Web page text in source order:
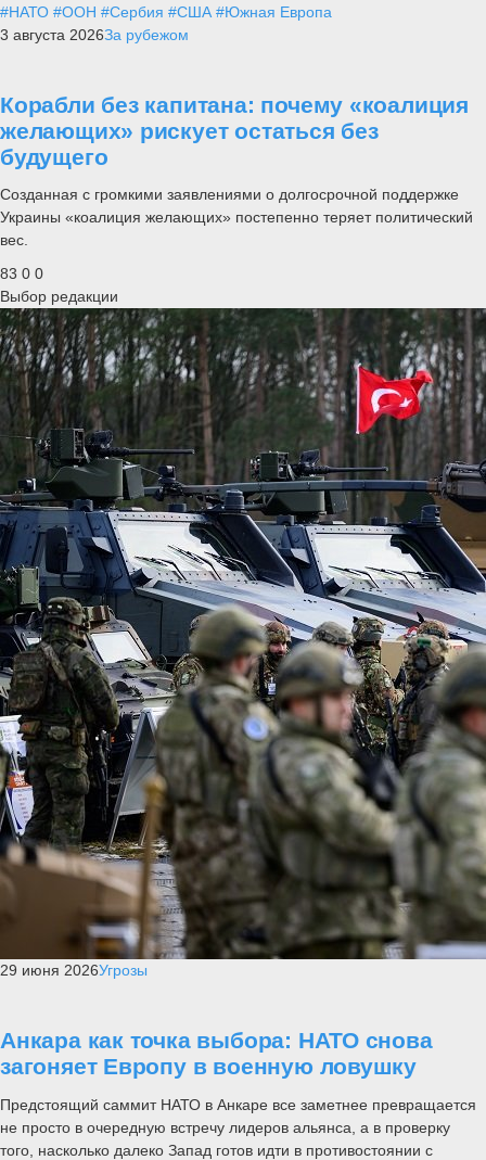
#НАТО #ООН #Сербия #США #Южная Европа
3 августа 2026За рубежом
Корабли без капитана: почему «коалиция
желающих» рискует остаться без
будущего
Созданная с громкими заявлениями о долгосрочной поддержке
Украины «коалиция желающих» постепенно теряет политический
вес.
83 0 0
Выбор редакции
29 июня 2026Угрозы
Анкара как точка выбора: НАТО снова
загоняет Европу в военную ловушку
Предстоящий саммит НАТО в Анкаре все заметнее превращается
не просто в очередную встречу лидеров альянса, а в проверку
того, насколько далеко Запад готов идти в противостоянии с